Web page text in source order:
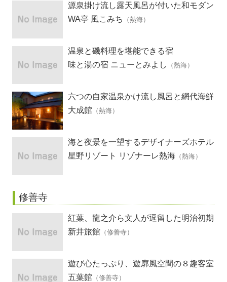
源泉掛け流し露天風呂が付いた和モダン
客室の隠れ宿
WA亭 風こみち （熱海）
温泉と磯料理を堪能できる宿
味と湯の宿 ニューとみよし
（熱海）
六つの自家温泉かけ流し風呂と網代海鮮
懐石の宿
大成館 （熱海）
海と夜景を一望するデザイナーズホテル
星野リゾート リゾナーレ熱海 （熱海）
修善寺
紅葉、龍之介ら文人が逗留した明治初期
創業の宿
新井旅館 （修善寺）
遊び心たっぷり、遊廓風空間の８趣客室
五葉館 （修善寺）